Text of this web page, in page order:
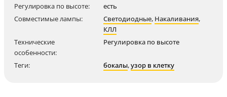
Регулировка по высоте:
есть
Совместимые лампы:
Светодиодные, Накаливания,
КЛЛ
Технические
особенности:
Регулировка по высоте
Теги: бокалы,узор в клетку